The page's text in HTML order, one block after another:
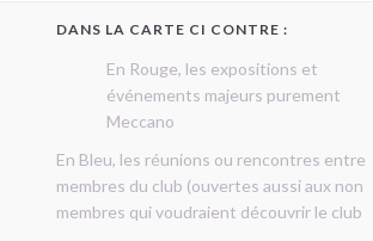
DANS LA CARTE CI CONTRE :
En Rouge, les expositions et
événements majeurs purement
Meccano
En Bleu, les réunions ou rencontres entre
membres du club (ouvertes aussi aux non
membres qui voudraient découvrir le club